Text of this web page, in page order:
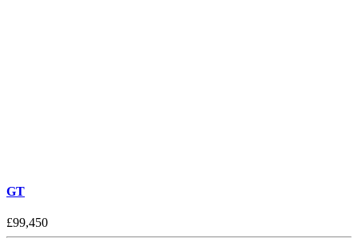
GT
£99,450